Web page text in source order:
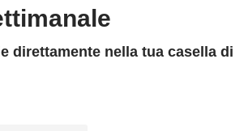
direttamente nella tua casella di